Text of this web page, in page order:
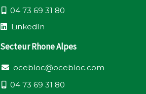
04 73 69 31 80
LinkedIn
Secteur Rhone Alpes
ocebloc@ocebloc.com
04 73 69 31 80